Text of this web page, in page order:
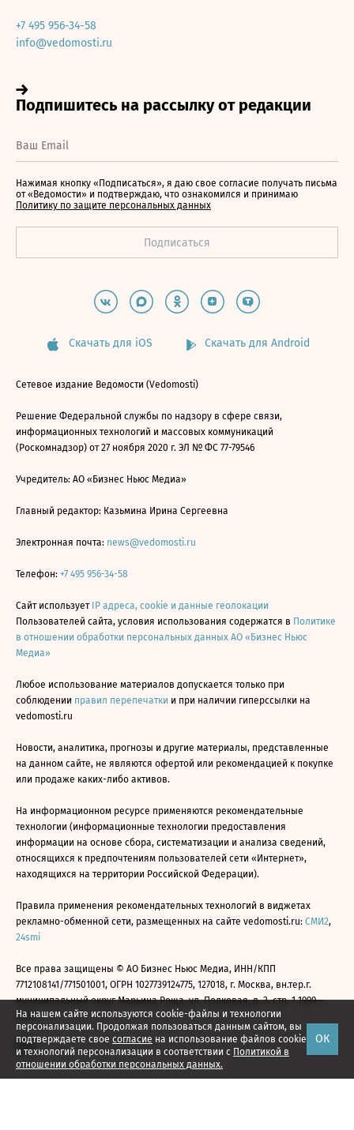
На нашем сайте используются cookie-файлы и технологии
персонализации. Продолжая пользоваться данным сайтом, вы
подтверждаете свое согласие на использование файлов cookie
и технологий персонализации в соответствии с Политикой в
отношении обработки персональных данных.
ОК
+7 495 956-34-58
info@vedomosti.ru
Нажимая кнопку «Подписаться», я даю свое согласие получать письма
от «Ведомости» и подтверждаю, что ознакомился и принимаю
Политику по защите персональных данных
Скачать для iOS Скачать для Android
Сетевое издание Ведомости (Vedomosti)
Решение Федеральной службы по надзору в сфере связи,
информационных технологий и массовых коммуникаций
(Роскомнадзор) от 27 ноября 2020 г. ЭЛ № ФС 77-79546
Учредитель: АО «Бизнес Ньюс Медиа»
Главный редактор: Казьмина Ирина Сергеевна
Электронная почта: news@vedomosti.ru
Телефон: +7 495 956-34-58
Сайт использует IP адреса, cookie и данные геолокации
Пользователей сайта, условия использования содержатся в Политике
в отношении обработки персональных данных АО «Бизнес Ньюс
Медиа»
Любое использование материалов допускается только при
соблюдении правил перепечатки и при наличии гиперссылки на
vedomosti.ru
Новости, аналитика, прогнозы и другие материалы, представленные
на данном сайте, не являются офертой или рекомендацией к покупке
или продаже каких-либо активов.
На информационном ресурсе применяются рекомендательные
технологии (информационные технологии предоставления
информации на основе сбора, систематизации и анализа сведений,
относящихся к предпочтениям пользователей сети «Интернет»,
находящихся на территории Российской Федерации).
Правила применения рекомендательных технологий в виджетах
рекламно-обменной сети, размещенных на сайте vedomosti.ru: СМИ2,
24smi
Все права защищены © АО Бизнес Ньюс Медиа, ИНН/КПП
7712108141/771501001, ОГРН 1027739124775, 127018, г. Москва, вн.тер.г.
муниципальный округ Марьина Роща, ул. Полковая, д. 3, стр. 1 1999—
2026